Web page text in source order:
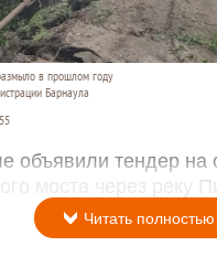
в прошлом году
Барнаула
объявили тендер на
моста через реку
Читать полностью